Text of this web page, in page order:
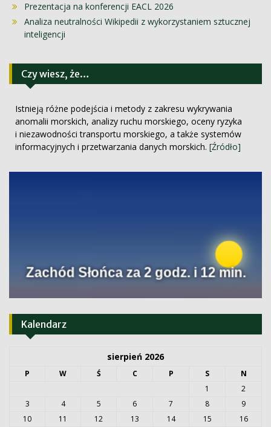
Prezentacja na konferencji EACL 2026
Analiza neutralności Wikipedii z wykorzystaniem sztucznej
inteligencji
Czy wiesz, że…
Istnieją różne podejścia i metody z zakresu wykrywania
anomalii morskich, analizy ruchu morskiego, oceny ryzyka
i niezawodności transportu morskiego, a także systemów
informacyjnych i przetwarzania danych morskich. [Źródło]
Kalendarz
sierpień 2026
P W Ś C P S
N
1
2
3
4 5 6 7 8
9
10
11 12 13 14 15 16